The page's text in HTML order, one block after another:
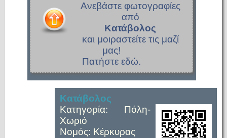
Ανεβάστε φωτογραφίες
από
Κατάβολος
και μοιραστείτε τις μαζί
μας!
Πατήστε εδώ.
Κατάβολος
Κατηγορία: Πόλη-
Χωριό
Νομός: Κέρκυρας